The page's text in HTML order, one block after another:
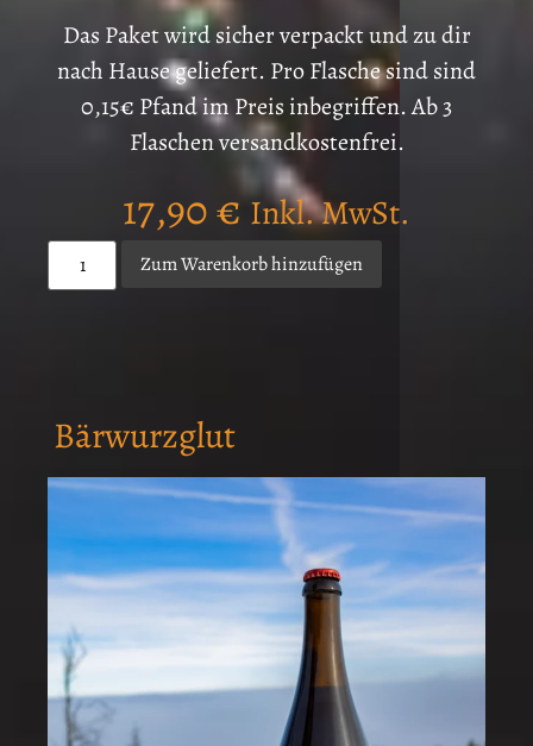
Das Paket wird sicher verpackt und zu dir
nach Hause geliefert. Pro Flasche sind sind
0,15€ Pfand im Preis inbegriffen. Ab 3
Flaschen versandkostenfrei.
17,90€ Inkl. MwSt.
Zum Warenkorb hinzufügen
Bärwurzglut